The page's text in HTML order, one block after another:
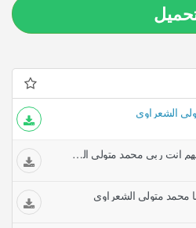
الشعراوي
الحمد لله رب العالمين اللهم انت ربي محمد متولي الشعراوي
محمد متولي الشعراوي